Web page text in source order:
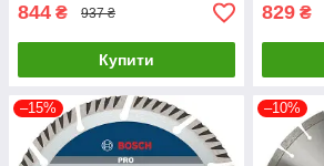
844 ₴ 937 ₴
Купити
829 ₴
–15% –10%